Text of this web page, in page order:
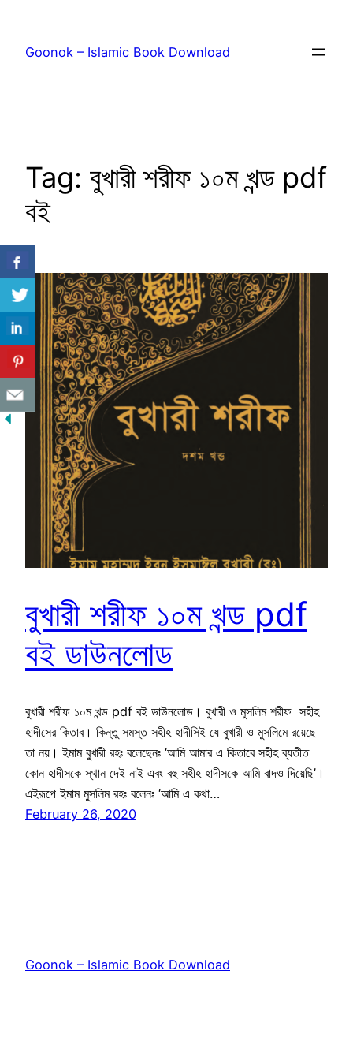
content
Goonok – Islamic Book Download
Tag: বুখারী শরীফ ১০ম খন্ড pdf
বই
বুখারী শরীফ ১০ম খন্ড pdf
বই ডাউনলোড
বুখারী শরীফ ১০ম খন্ড pdf বই ডাউনলোড। বুখারী ও মুসলিম শরীফ সহীহ
হাদীসের কিতাব। কিন্তু সমস্ত সহীহ হাদীসিই যে বুখারী ও মুসলিমে রয়েছে
তা নয়। ইমাম বুখারী রহঃ বলেছেনঃ ‘আমি আমার এ কিতাবে সহীহ ব্যতীত
কোন হাদীসকে স্থান দেই নাই এবং বহু সহীহ হাদীসকে আমি বাদও দিয়েছি’।
এইরূপে ইমাম মুসলিম রহঃ বলেনঃ ‘আমি এ কথা…
February 26, 2020
Goonok – Islamic Book Download